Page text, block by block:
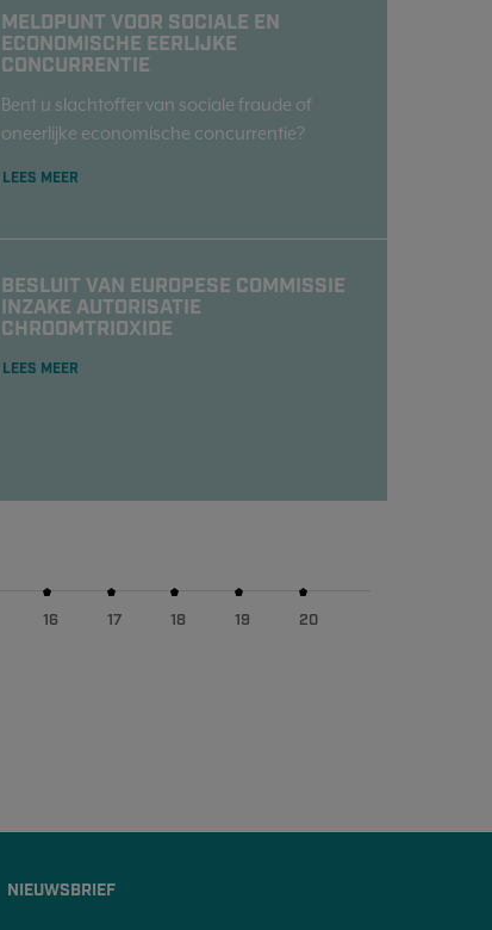
MELDPUNT VOOR SOCIALE EN
ECONOMISCHE EERLIJKE
CONCURRENTIE
Bent u slachtoffer van sociale fraude of
oneerlijke economische concurrentie?
LEES MEER
BESLUIT VAN EUROPESE COMMISSIE
INZAKE AUTORISATIE
CHROOMTRIOXIDE
LEES MEER
16 17 18 19 20
NIEUWSBRIEF